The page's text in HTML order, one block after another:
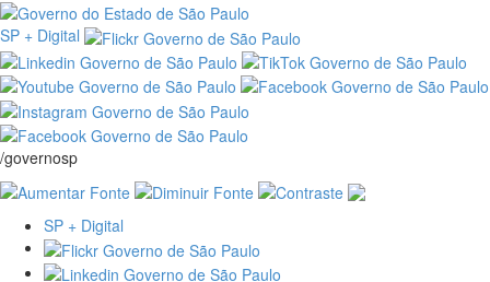
SP + Digital
/governosp
SP + Digital